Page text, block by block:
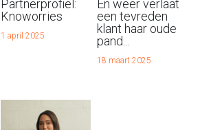
Partnerprofiel:
Knoworries
1 april 2025
En weer verlaat
een tevreden
klant haar oude
pand...
18 maart 2025